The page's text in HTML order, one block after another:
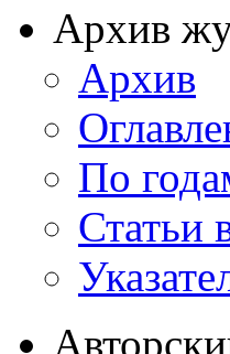
Архив
Архив
По
Статьи